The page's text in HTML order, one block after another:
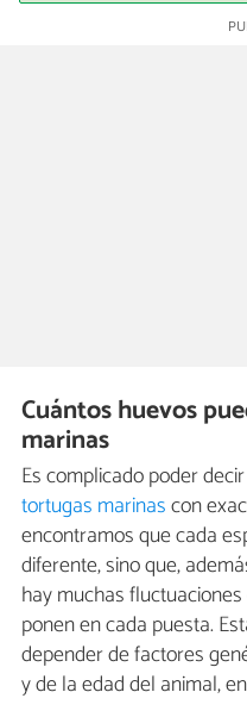
Cuántos huevos
marinas
Es complicado poder
tortugas marinascon
encontramos que cada
diferente, sino que,
hay muchas
ponen en cada puesta.
depender de factores
y de la edad del animal,